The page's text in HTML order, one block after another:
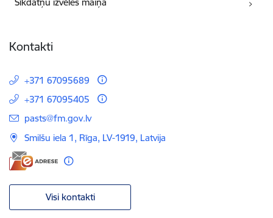
Kontakti
+371 67095689
+371 67095405
E-pasts:
pasts@fm.gov.lv
Smilšu iela 1, Rīga, LV-1919, Latvija
Visi kontakti